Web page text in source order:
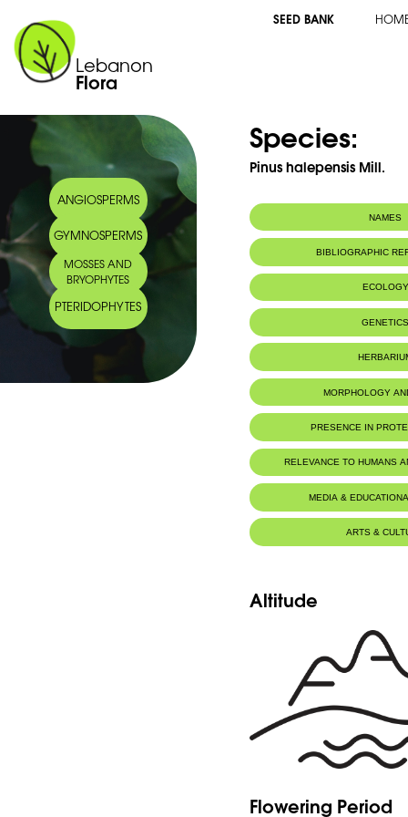
Lebanon
Flora
SEED BANK
ANGIOSPERMS
GYMNOSPERMS
MOSSES AND
BRYOPHYTES
PTERIDOPHYTES
Species:
Pinus halepensis Mill.
NAMES
Common name: Aleppo pine
Arabic name: صنوبر حلب
BIBLIOGRAPHIC
ECOLOGY
Terrain
parties les
et de forêts
MORPHOLOGY
Botanic Description
cm.
Seeds
PRESENCE IN
Ehmej - Dichar
RELEVANCE TO HUMANS
MEDIA &
ARTS &
Altitude
Flowering Period